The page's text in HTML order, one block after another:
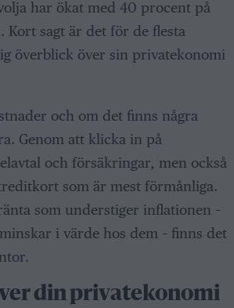
har ökat med 40 procent på
sagt är det för de flesta
överblick över sin privatekonomi
och om det finns några
Genom att klicka in på
och försäkringar, men också
som är mest förmånliga.
som understiger inflationen –
i värde hos dem – finns det
din privatekonomi